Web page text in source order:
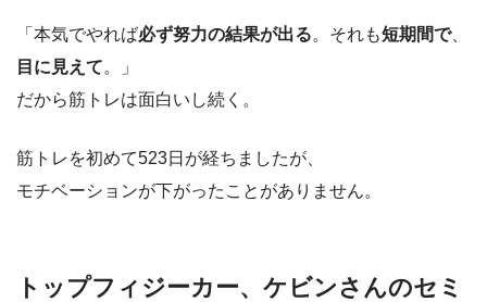
「本気でやれば必ず努力の結果が出る。それも短期間で、
目に見えて。」
だから筋トレは面白いし続く。
筋トレを初めて523日が経ちましたが、
モチベーションが下がったことがありません。
トップフィジーカー、ケビンさんのセミ